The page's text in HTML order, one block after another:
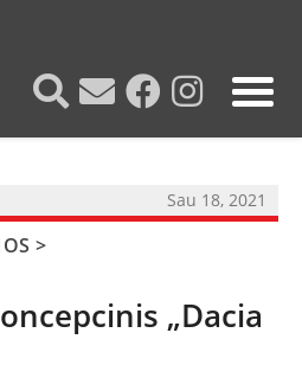
Sau 18, 2021
>
„Dacia